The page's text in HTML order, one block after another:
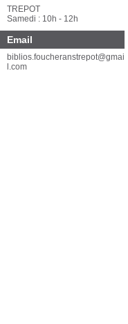
TREPOT
Samedi : 10h - 12h
Email
biblios.foucheranstrepot@gmai
l.com